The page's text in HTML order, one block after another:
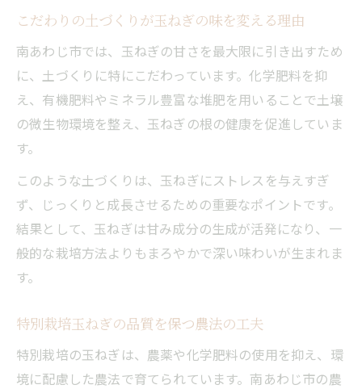
こだわりの土づくりが玉ねぎの味を変える理由
南あわじ市では、玉ねぎの甘さを最大限に引き出すため
に、土づくりに特にこだわっています。化学肥料を抑
え、有機肥料やミネラル豊富な堆肥を用いることで土壌
の微生物環境を整え、玉ねぎの根の健康を促進していま
す。
このような土づくりは、玉ねぎにストレスを与えすぎ
ず、じっくりと成長させるための重要なポイントです。
結果として、玉ねぎは甘み成分の生成が活発になり、一
般的な栽培方法よりもまろやかで深い味わいが生まれま
す。
特別栽培玉ねぎの品質を保つ農法の工夫
特別栽培の玉ねぎは、農薬や化学肥料の使用を抑え、環
境に配慮した農法で育てられています。南あわじ市の農